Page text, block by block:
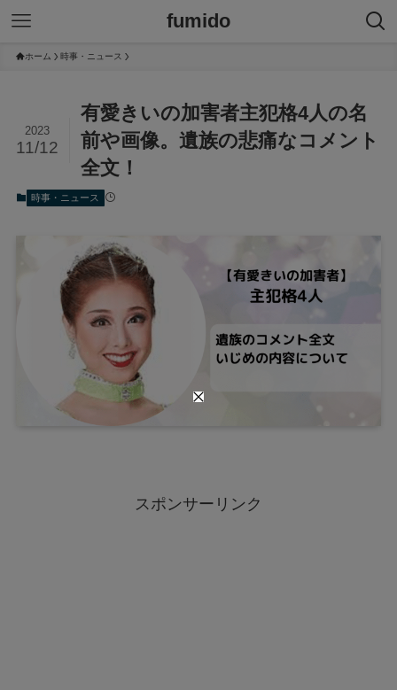
fumido
ホーム 時事・ニュース
有愛きいの加害者主犯格4人の名
前や画像。遺族の悲痛なコメント
全文！
2023
11/12
時事・ニュース
スポンサーリンク